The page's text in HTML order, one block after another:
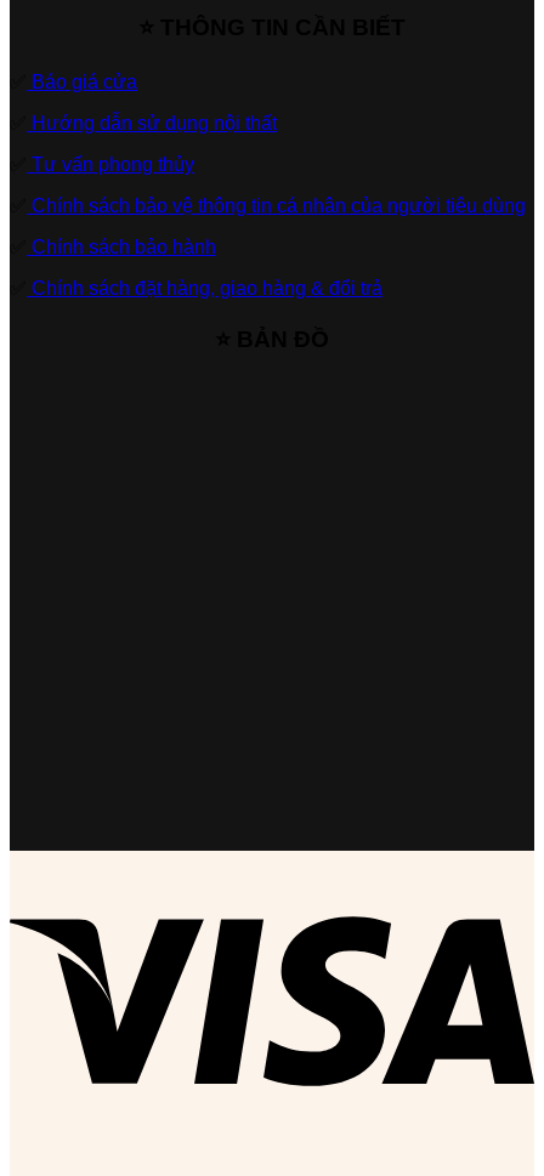
Báo giá cửa
Hướng dẫn sử dụng nội thất
Tư vấn phong thủy
Chính sách bảo vệ thông tin cá nhân của người tiêu dùng
Chính sách bảo hành
Chính sách đặt hàng, giao hàng & đổi trả